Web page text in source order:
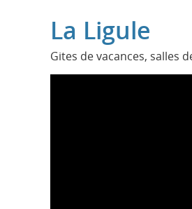
La Ligule
Gites de vacances, salles